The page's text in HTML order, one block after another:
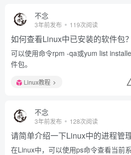
不念
3年前发布 119次阅读
如何查看Linux中已安装的软件包？
可以使用命令rpm -qa或yum list
件包。
Linux教程
不念
3年前发布 128次阅读
请简单介绍一下Linux中的进程管
在Linux中，可以使用ps命令查看当前